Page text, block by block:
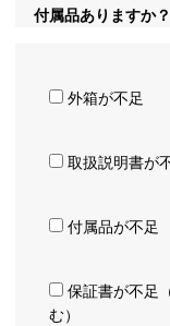
付属品ありますか？
外箱が不足
取扱説明書が
付属品が不足
保証書が不足
む）